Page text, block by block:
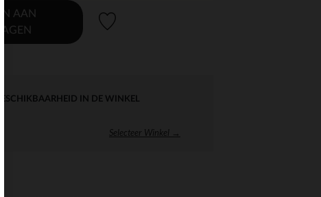
AAN
IN DE WINKEL
Selecteer Winkel →